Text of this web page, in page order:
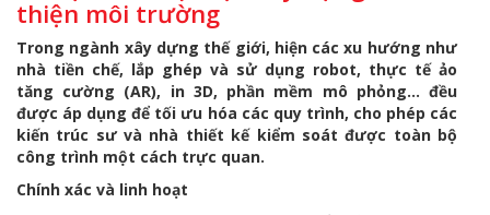
thiện môi trường
Trong ngành xây dựng thế giới, hiện các xu hướng như
nhà tiền chế, lắp ghép và sử dụng robot, thực tế ảo
tăng cường (AR), in 3D, phần mềm mô phỏng… đều
được áp dụng để tối ưu hóa các quy trình, cho phép các
kiến trúc sư và nhà thiết kế kiểm soát được toàn bộ
công trình một cách trực quan.
Chính xác và linh hoạt